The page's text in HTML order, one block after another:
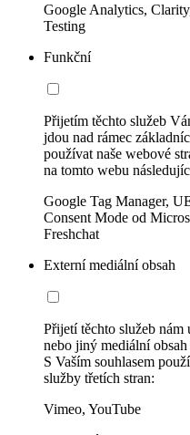
Google Analytics,
Testing
Funkční
Přijetím těchto služeb
jdou nad rámec
používat naše webové
na tomto webu
Google Tag Manager,
Consent Mode od
Freshchat
Externí mediální obsah
Přijetí těchto služeb
nebo jiný mediální
S Vaším souhlasem
služby třetích stran:
Vimeo, YouTube